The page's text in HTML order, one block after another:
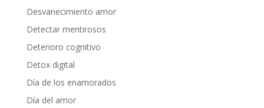
Desvanecimiento amor
Detectar mentirosos
Deterioro cognitivo
Detox digital
Día de los enamorados
Día del amor